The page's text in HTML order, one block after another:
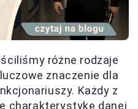
różne rodzaje
znaczenie dla
Każdy z
charakterystykę danej